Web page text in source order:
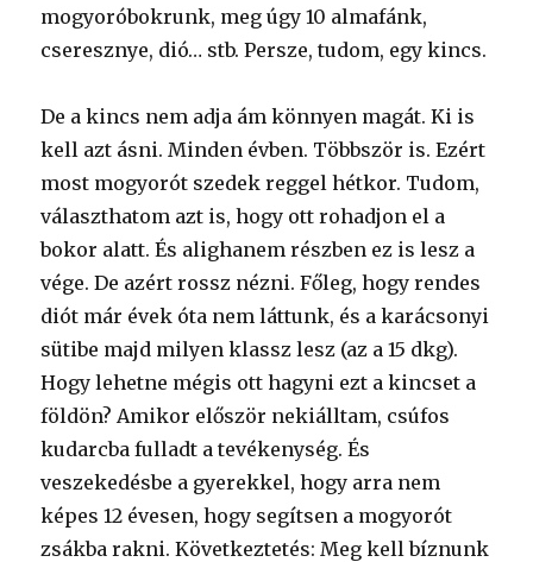
mogyoróbokrunk, meg úgy 10 almafánk,
cseresznye, dió… stb. Persze, tudom, egy kincs.
De a kincs nem adja ám könnyen magát. Ki is
kell azt ásni. Minden évben. Többször is. Ezért
most mogyorót szedek reggel hétkor. Tudom,
választhatom azt is, hogy ott rohadjon el a
bokor alatt. És alighanem részben ez is lesz a
vége. De azért rossz nézni. Főleg, hogy rendes
diót már évek óta nem láttunk, és a karácsonyi
sütibe majd milyen klassz lesz (az a 15 dkg).
Hogy lehetne mégis ott hagyni ezt a kincset a
földön? Amikor először nekiálltam, csúfos
kudarcba fulladt a tevékenység. És
veszekedésbe a gyerekkel, hogy arra nem
képes 12 évesen, hogy segítsen a mogyorót
zsákba rakni. Következtetés: Meg kell bíznunk